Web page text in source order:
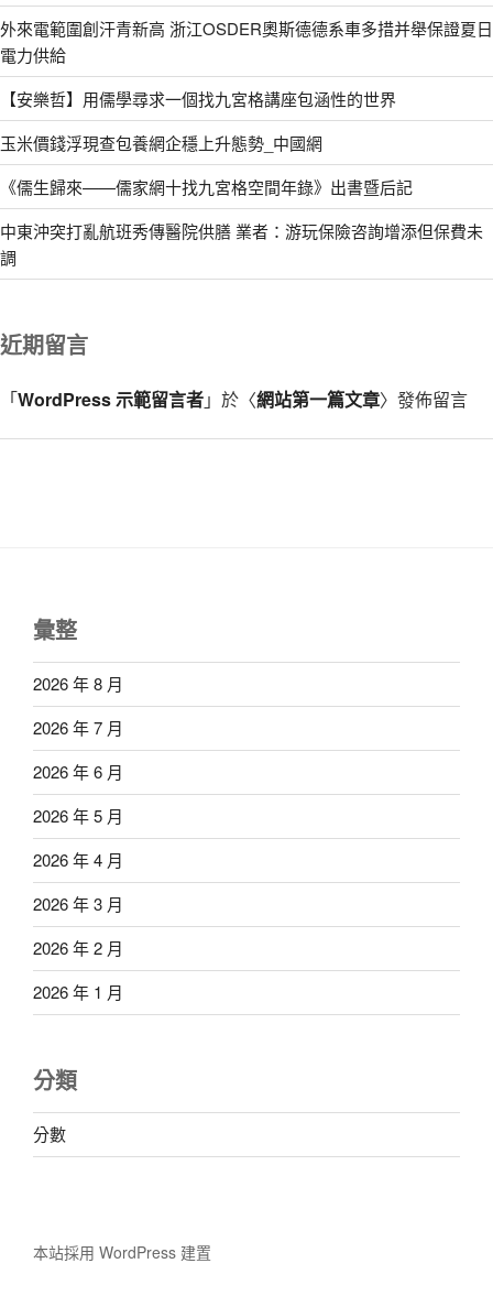
外來電範圍創汗青新高 浙江OSDER奧斯德德系車多措并舉保證夏日
電力供給
【安樂哲】用儒學尋求一個找九宮格講座包涵性的世界
玉米價錢浮現查包養網企穩上升態勢_中國網
《儒生歸來——儒家網十找九宮格空間年錄》出書暨后記
中東沖突打亂航班秀傳醫院供膳 業者：游玩保險咨詢增添但保費未
調
近期留言
「WordPress 示範留言者」於〈網站第一篇文章〉發佈留言
彙整
2026 年 8 月
2026 年 7 月
2026 年 6 月
2026 年 5 月
2026 年 4 月
2026 年 3 月
2026 年 2 月
2026 年 1 月
分類
分數
本站採用 WordPress 建置